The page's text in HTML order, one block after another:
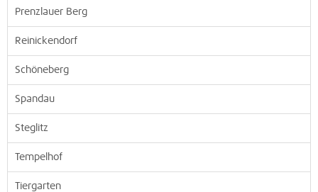
Prenzlauer Berg
Reinickendorf
Schöneberg
Spandau
Steglitz
Tempelhof
Tiergarten